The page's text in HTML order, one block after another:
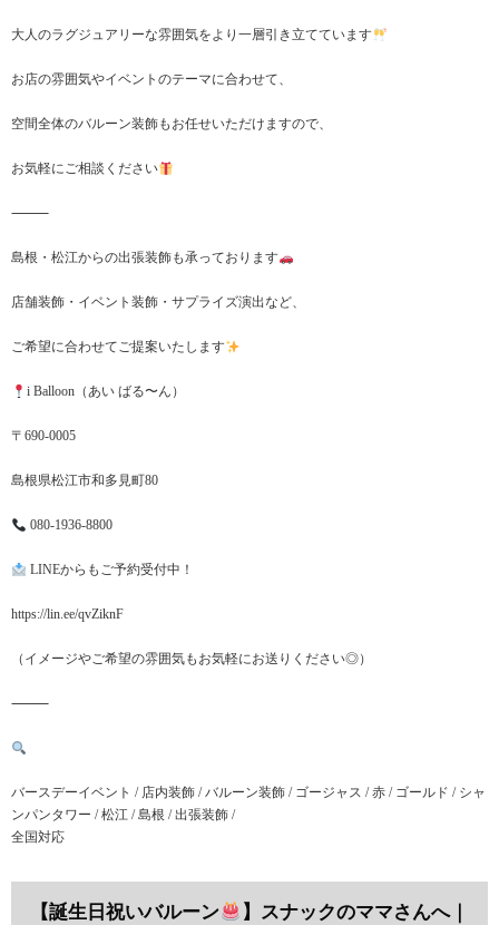
大人のラグジュアリーな雰囲気をより一層引き立てています
お店の雰囲気やイベントのテーマに合わせて、
空間全体のバルーン装飾もお任せいただけますので、
お気軽にご相談ください
⸻
島根・松江からの出張装飾も承っております
店舗装飾・イベント装飾・サプライズ演出など、
ご希望に合わせてご提案いたします
i Balloon（あい ばる〜ん）
〒690-0005
島根県松江市和多見町80
080-1936-8800
LINEからもご予約受付中！
https://lin.ee/qvZiknF
（イメージやご希望の雰囲気もお気軽にお送りください◎）
⸻
バースデーイベント / 店内装飾 / バルーン装飾 / ゴージャス / 赤 / ゴールド / シャ
ンパンタワー / 松江 / 島根 / 出張装飾 /
全国対応
【誕生日祝いバルーン
】スナックのママさんへ｜